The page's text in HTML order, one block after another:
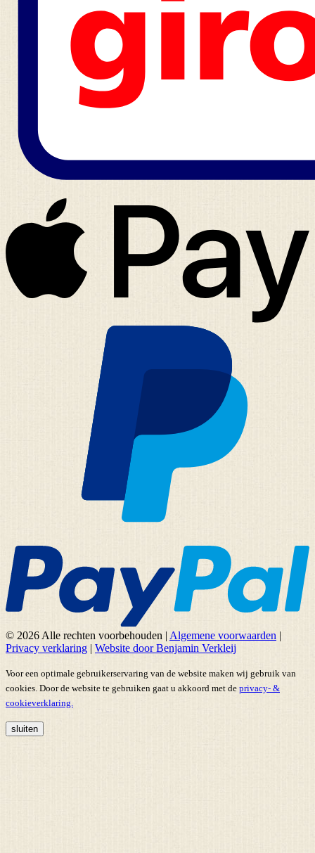
© 2026 Alle rechten voorbehouden | Algemene voorwaarden |
Privacy verklaring | Website door Benjamin Verkleij
Voor een optimale gebruikerservaring van de website maken wij gebruik van
cookies. Door de website te gebruiken gaat u akkoord met de privacy- &
cookieverklaring.
sluiten